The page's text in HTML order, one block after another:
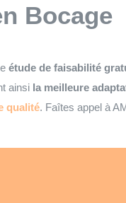
Bocage
étude de faisabilité
ainsi la meilleure
qualité. Faîtes appel à